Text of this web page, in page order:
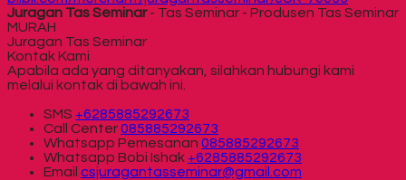
Juragan Tas Seminar- Tas Seminar - Produsen Tas Seminar
MURAH
Juragan Tas Seminar
Kontak Kami
Apabila ada yang ditanyakan, silahkan hubungi kami
melalui kontak di bawah ini.
SMS +6285885292673
Call Center085885292673
Whatsapp Pemesanan 085885292673
Whatsapp Bobi Ishak +6285885292673
Email csjuragantasseminar@gmail.com